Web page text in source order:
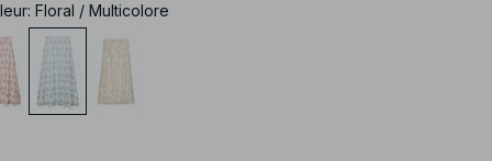
: Floral / Multicolore